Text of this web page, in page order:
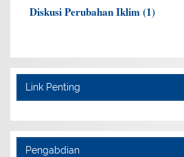
Diskusi Perubahan Iklim (1)
Link Penting
Pengabdian